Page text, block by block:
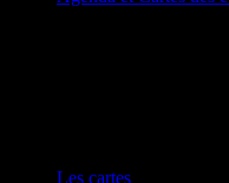
Les cartes